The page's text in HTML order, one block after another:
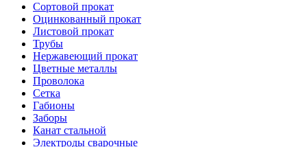
Сортовой прокат
Оцинкованный прокат
Листовой прокат
Трубы
Нержавеющий прокат
Цветные металлы
Проволока
Сетка
Габионы
Заборы
Канат стальной
Электроды сварочные